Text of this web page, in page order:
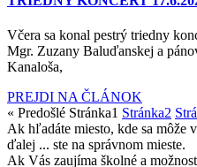
Včera sa konal pestrý triedny
Mgr. Zuzany Baluďanskej a
Kanaloša,
PREJDI NA ČLÁNOK
« Predošlé Stránka1 Stránka2
Ak hľadáte miesto, kde sa môže
ďalej ... ste na správnom mieste.
Ak Vás zaujíma školné a